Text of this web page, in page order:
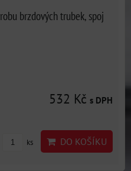
brzdových trubek, spoj
532 Kč s DPH
ks DO KOŠÍKU